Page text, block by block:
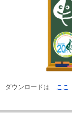
ダウンロードは ここ